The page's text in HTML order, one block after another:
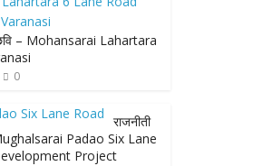
– Mohansarai Lahartara
0
राजनीती
Padao Six Lane
Project